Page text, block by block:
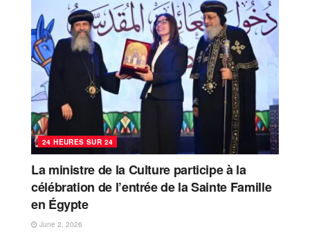
24 HEURES SUR 24
La ministre de la Culture participe à la
célébration de l’entrée de la Sainte Famille
en Égypte
June 2, 2026